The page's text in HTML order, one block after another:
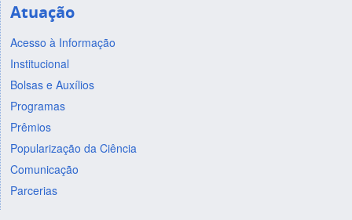
Atuação
Acesso à Informação
Institucional
Bolsas e Auxílios
Programas
Prêmios
Popularização da Ciência
Comunicação
Parcerias